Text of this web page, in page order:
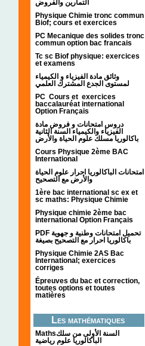
التمارين والفروض
Physique Chimie tronc commun
Biof; cours et exercices
PC Mecanique des solides tronc
commun option bac francais
Tc sc Biof physique: exercices
et examens
وثائق مادة الفيزياء و الكيمياء
PC Cours et exercices
baccalauréat international
Option Français
دروس امتحانات و فروض مادة
الفيزياء والكيمياء السنة الثانية
باكالوريا مسلك علوم الحياة والأرض
Cours Physique 2ème BAC
International
امتحانات الباكالوريا احرار علوم الحياة
والأرض مع التصحيح
1ère bac international sc ex et
sc maths: Physique Chimie
Physique chimie 2ème bac
international Option Français
PDF تحميل امتحانات وطنية و جهوية
باكالوريا احرار مع التصحيح بصيغة
Physique Chimie 2AS Bac
International; exercices
corriges
Épreuves du bac et correction,
toutes options et toutes
matières
Les mathématiques
Mathsالسنة الأولى من سلك
الباكالوريا علوم رياضية